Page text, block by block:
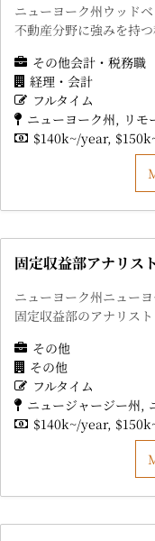
ニューヨーク州ウッド
不動産分野に強みを持
その他会計・税務職
経理・会計
フルタイム
ニューヨーク州
リモ
$140k~/year
固定収益部アナリス
ニューヨーク州ニュー
固定収益部のアナリス
その他
その他
フルタイム
ニュージャージー州
$140k~/year